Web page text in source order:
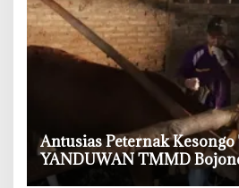
‎Antusias Peternak
YANDUWAN TMMD
Ternak